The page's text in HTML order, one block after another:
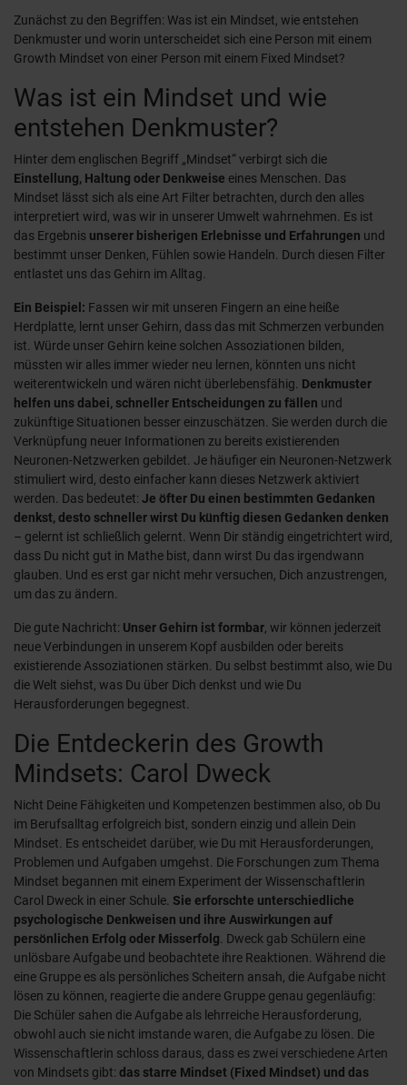
Zunächst zu den Begriffen: Was ist ein Mindset, wie entstehen
Denkmuster und worin unterscheidet sich eine Person mit einem
Growth Mindset von einer Person mit einem Fixed Mindset?
Was ist ein Mindset und wie
entstehen Denkmuster?
Hinter dem englischen Begriff „Mindset“ verbirgt sich die
Einstellung, Haltung oder Denkweise eines Menschen. Das
Mindset lässt sich als eine Art Filter betrachten, durch den alles
interpretiert wird, was wir in unserer Umwelt wahrnehmen. Es ist
das Ergebnis unserer bisherigen Erlebnisse und Erfahrungen und
bestimmt unser Denken, Fühlen sowie Handeln. Durch diesen Filter
entlastet uns das Gehirn im Alltag.
Ein Beispiel: Fassen wir mit unseren Fingern an eine heiße
Herdplatte, lernt unser Gehirn, dass das mit Schmerzen verbunden
ist. Würde unser Gehirn keine solchen Assoziationen bilden,
müssten wir alles immer wieder neu lernen, könnten uns nicht
weiterentwickeln und wären nicht überlebensfähig. Denkmuster
helfen uns dabei, schneller Entscheidungen zu fällen und
zukünftige Situationen besser einzuschätzen. Sie werden durch die
Verknüpfung neuer Informationen zu bereits existierenden
Neuronen-Netzwerken gebildet. Je häufiger ein Neuronen-Netzwerk
stimuliert wird, desto einfacher kann dieses Netzwerk aktiviert
werden. Das bedeutet: Je öfter Du einen bestimmten Gedanken
denkst, desto schneller wirst Du künftig diesen Gedanken denken
– gelernt ist schließlich gelernt. Wenn Dir ständig eingetrichtert wird,
dass Du nicht gut in Mathe bist, dann wirst Du das irgendwann
glauben. Und es erst gar nicht mehr versuchen, Dich anzustrengen,
um das zu ändern.
Die gute Nachricht: Unser Gehirn ist formbar, wir können jederzeit
neue Verbindungen in unserem Kopf ausbilden oder bereits
existierende Assoziationen stärken. Du selbst bestimmt also, wie Du
die Welt siehst, was Du über Dich denkst und wie Du
Herausforderungen begegnest.
Die Entdeckerin des Growth
Mindsets: Carol Dweck
Nicht Deine Fähigkeiten und Kompetenzen bestimmen also, ob Du
im Berufsalltag erfolgreich bist, sondern einzig und allein Dein
Mindset. Es entscheidet darüber, wie Du mit Herausforderungen,
Problemen und Aufgaben umgehst. Die Forschungen zum Thema
Mindset begannen mit einem Experiment der Wissenschaftlerin
Carol Dweck in einer Schule. Sie erforschte unterschiedliche
psychologische Denkweisen und ihre Auswirkungen auf
persönlichen Erfolg oder Misserfolg. Dweck gab Schülern eine
unlösbare Aufgabe und beobachtete ihre Reaktionen. Während die
eine Gruppe es als persönliches Scheitern ansah, die Aufgabe nicht
lösen zu können, reagierte die andere Gruppe genau gegenläufig:
Die Schüler sahen die Aufgabe als lehrreiche Herausforderung,
obwohl auch sie nicht imstande waren, die Aufgabe zu lösen. Die
Wissenschaftlerin schloss daraus, dass es zwei verschiedene Arten
von Mindsets gibt: das starre Mindset (Fixed Mindset) und das